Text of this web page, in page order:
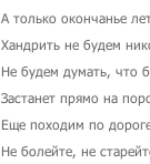
А только окончанье
Хандрить не будем
Не будем думать, что
Застанет прямо на
Еще походим по
Не болейте, не